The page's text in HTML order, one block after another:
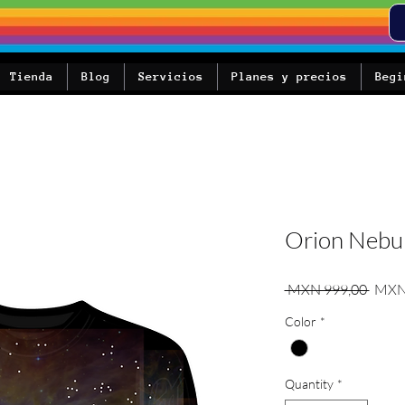
Planes y precios
Servicios
Blog
Tienda
Orion
MXN 999,00
Color *
Quantity *